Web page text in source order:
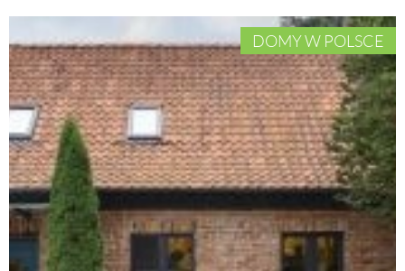
DOMY W POLSCE
KRAJOBRAZ
RĘKODZIEŁO
RZEMIOSŁO
ZWYCZAJE
ZRÓB TO SAM